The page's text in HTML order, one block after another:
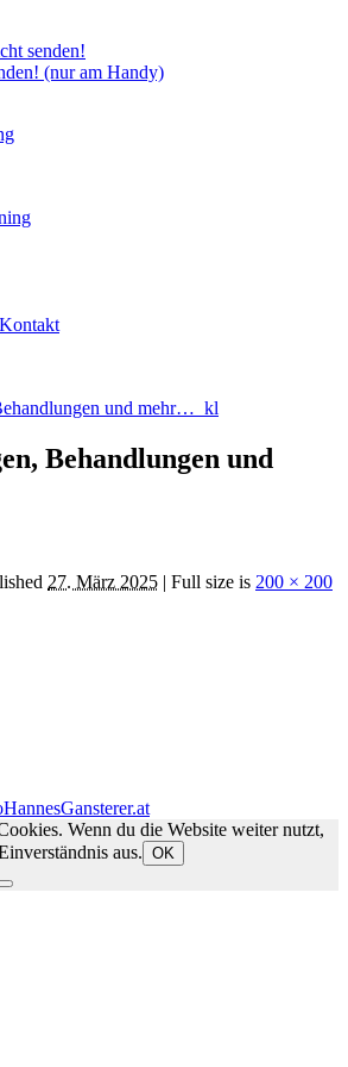
und mehr…_kl
Behandlungen und
27. März 2025 | Full size is 200 × 200
Wenn du die Website weiter nutzt,
aus. OK